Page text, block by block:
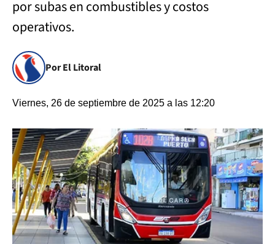
por subas en combustibles y costos
operativos.
Por El Litoral
Viernes, 26 de septiembre de 2025 a las 12:20